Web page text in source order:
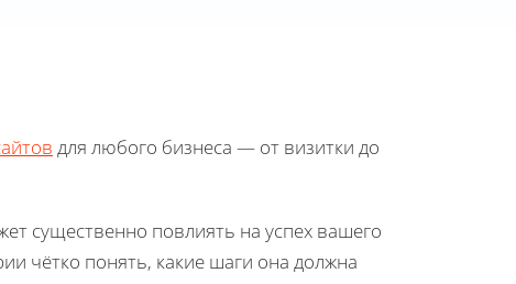
для любого бизнеса — от визитки до
существенно повлиять на успех вашего
чётко понять, какие шаги она должна